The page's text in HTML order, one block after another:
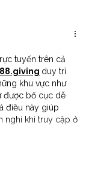
tuyến trên cả
duy trì
khu vực như
được bố cục dễ
điều này giúp
nghi khi truy cập ở